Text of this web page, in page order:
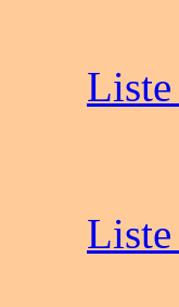
Liste
Liste